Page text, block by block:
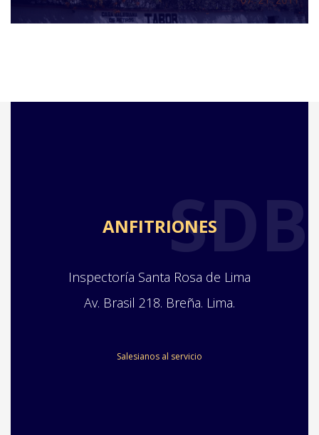
SDB
ANFITRIONES
Inspectoría Santa Rosa de Lima
Av. Brasil 218. Breña. Lima.
Salesianos al servicio